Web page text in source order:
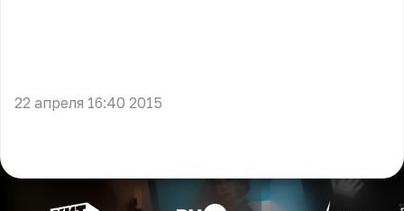
22 апреля 16:40 2015